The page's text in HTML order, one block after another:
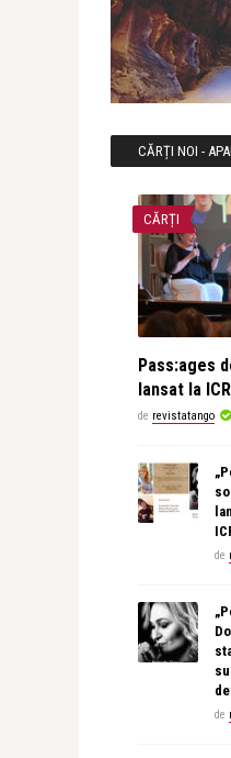
CĂRȚI NOI -
CĂRȚI
Pass:ages
lansat la
de revistatango
de
de